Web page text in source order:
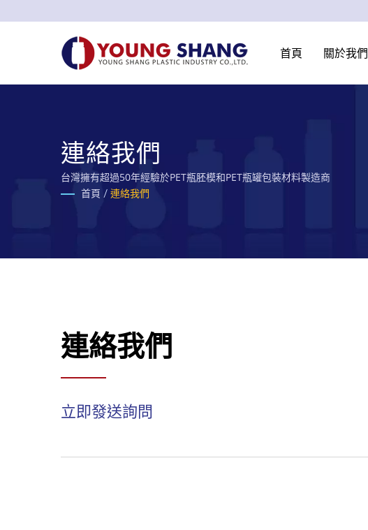
首頁 關於我們
連絡我們
台灣擁有超過50年經驗於PET瓶胚模和PET瓶罐包裝材料製造商
首頁 / 連絡我們
連絡我們
立即發送詢問